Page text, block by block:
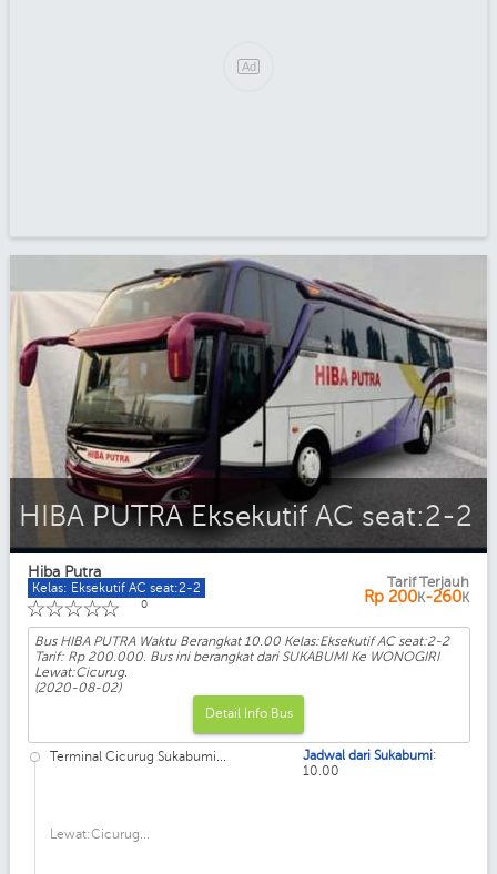
HIBA PUTRA Eksekutif AC seat:2-2
Hiba Putra
Kelas: Eksekutif AC seat:2-2
☆
☆
☆
☆
☆ 0
Tarif Terjauh
Rp 200K-260K
Bus HIBA PUTRA Waktu Berangkat 10.00 Kelas:Eksekutif AC seat:2-2
Tarif: Rp 200.000. Bus ini berangkat dari SUKABUMI Ke WONOGIRI
Lewat:Cicurug.
(2020-08-02)
Detail Info Bus
Terminal Cicurug Sukabumi...
Lewat:Cicurug...
Jadwal dari Sukabumi:
10.00